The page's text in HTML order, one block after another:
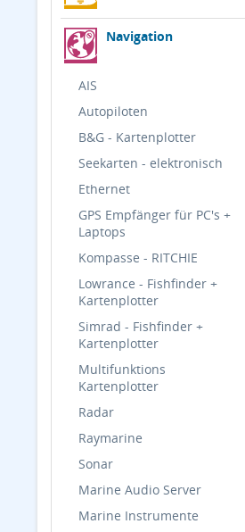
Navigation
AIS
Autopiloten
B&G - Kartenplotter
Seekarten - elektronisch
Ethernet
GPS Empfänger für PC's +
Laptops
Kompasse - RITCHIE
Lowrance - Fishfinder +
Kartenplotter
Simrad - Fishfinder +
Kartenplotter
Multifunktions
Kartenplotter
Radar
Raymarine
Sonar
Marine Audio Server
Marine Instrumente